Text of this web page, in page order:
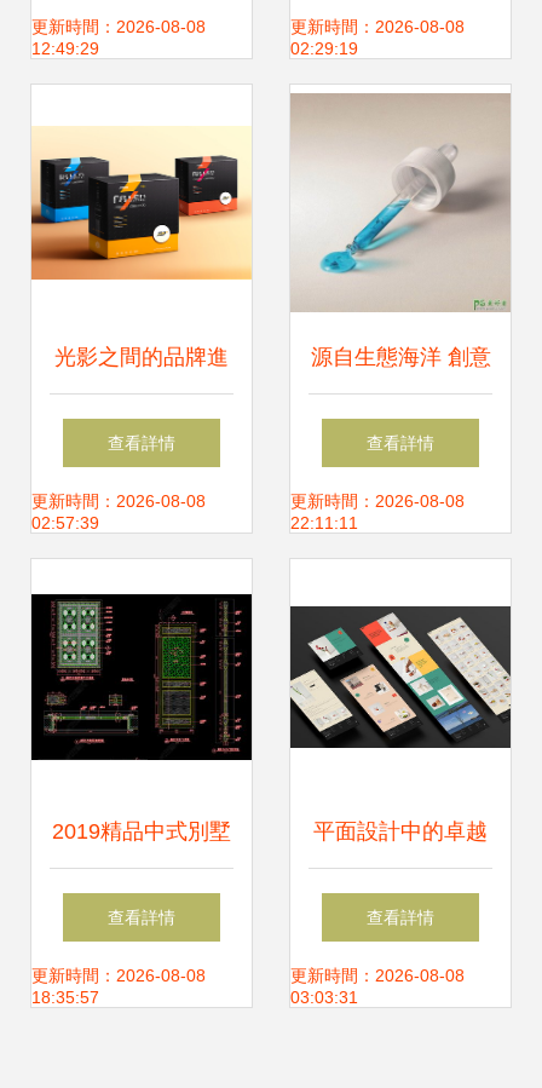
圖下載 cad圖紙圖
16867189
更新時間：2026-08-08
12:49:29
學探索
更新時間：2026-08-08
02:29:19
光影之間的品牌進
階 以視覺為筆，書
寫汽車照明新篇章
查看詳情
更新時間：2026-08-08
02:57:39
源自生態海洋 創意
藥品海報設計的生
態隱喻與設計實戰
查看詳情
更新時間：2026-08-08
22:11:11
2019精品中式別墅
庭院景觀設計 從
CAD圖紙到平面布
查看詳情
更新時間：2026-08-08
18:35:57
平面設計中的卓越
品牌形象塑造
Morano優選品牌形
查看詳情
更新時間：2026-08-08
03:03:31